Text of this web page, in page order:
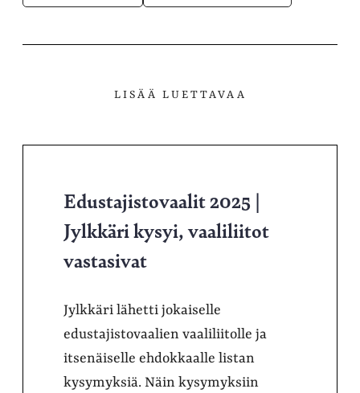
LISÄÄ LUETTAVAA
Edustajistovaalit 2025 |
Jylkkäri kysyi, vaaliliitot
vastasivat
Jylkkäri lähetti jokaiselle
edustajistovaalien vaaliliitolle ja
itsenäiselle ehdokkaalle listan
kysymyksiä. Näin kysymyksiin